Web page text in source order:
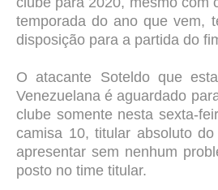
temporada do ano que vem,
disposição para a partida do
O atacante Soteldo que
Venezuelana é aguardado
clube somente nesta sexta-
camisa 10, titular absoluto
apresentar sem nenhum
posto no time titular.